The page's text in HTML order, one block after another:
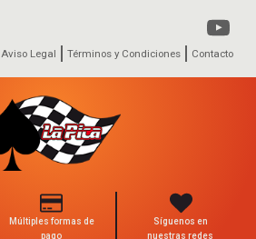
Aviso Legal Términos y Condiciones Contacto
Múltiples formas de
pago
Síguenos en
nuestras redes